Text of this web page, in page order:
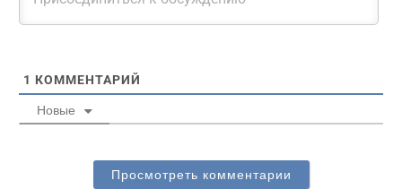
1 КОММЕНТАРИЙ
Новые
Просмотреть комментарии